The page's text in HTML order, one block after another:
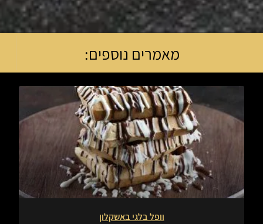
מאמרים נוספים:
וופל בלגי באשקלון